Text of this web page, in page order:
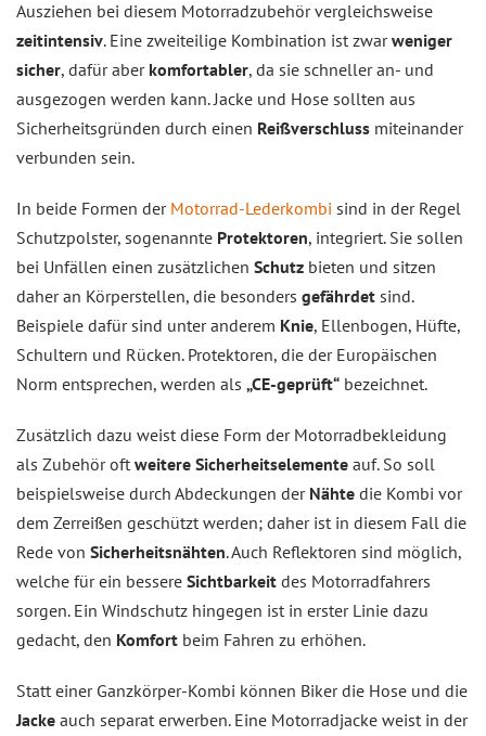
Ausziehen bei diesem Motorradzubehör vergleichsweise
zeitintensiv. Eine zweiteilige Kombination ist zwarweniger
sicher, dafür aber komfortabler, da sie schneller an- und
ausgezogen werden kann. Jacke und Hose sollten aus
Sicherheitsgründen durch einen Reißverschluss miteinander
verbunden sein.
In beide Formen der Motorrad-Lederkombi sind in der Regel
Schutzpolster, sogenannte Protektoren, integriert. Sie sollen
bei Unfällen einen zusätzlichen Schutz bieten und sitzen
daher an Körperstellen, die besonders gefährdet sind.
Beispiele dafür sind unter anderem Knie, Ellenbogen, Hüfte,
Schultern und Rücken. Protektoren, die der Europäischen
Norm entsprechen, werden als „CE-geprüft“ bezeichnet.
Zusätzlich dazu weist diese Form der Motorradbekleidung
als Zubehör oft weitere Sicherheitselemente auf. So soll
beispielsweise durch Abdeckungen der Nähte die Kombi vor
dem Zerreißen geschützt werden; daher ist in diesem Fall die
Rede von Sicherheitsnähten. Auch Reflektoren sind möglich,
welche für ein bessere Sichtbarkeit des Motorradfahrers
sorgen. Ein Windschutz hingegen ist in erster Linie dazu
gedacht, den Komfort beim Fahren zu erhöhen.
Statt einer Ganzkörper-Kombi können Biker die Hose und die
Jacke auch separat erwerben. Eine Motorradjacke weist in der